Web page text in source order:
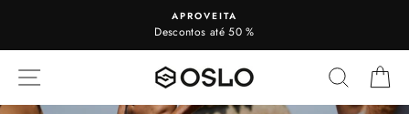
APROVEITA
Descontos até 50 %